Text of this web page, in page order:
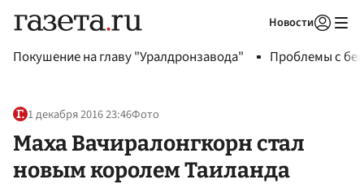
Новости
Покушение на главу "Уралдронзавода" Проблемы с
1 декабря 2016 23:46Фото
Маха Вачиралонгкорн стал
новым королем Таиланда